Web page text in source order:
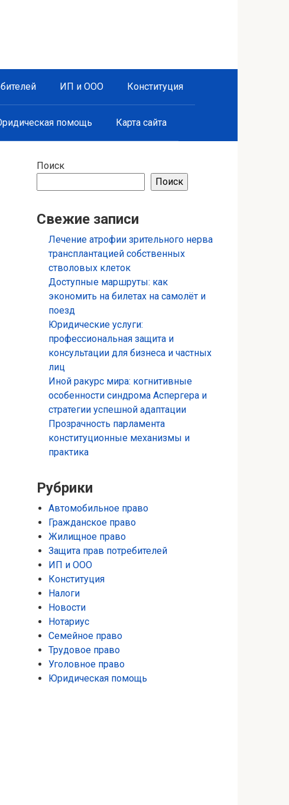
ИП и ООО Конституция
помощь Карта сайта
Поиск
Поиск
Свежие записи
Лечение атрофии зрительного нерва
трансплантацией собственных
стволовых клеток
Доступные маршруты: как
экономить на билетах на самолёт и
поезд
Юридические услуги:
профессиональная защита и
консультации для бизнеса и частных
лиц
Иной ракурс мира: когнитивные
особенности синдрома Аспергера и
стратегии успешной адаптации
Прозрачность парламента
конституционные механизмы и
практика
Рубрики
Автомобильное право
Гражданское право
Жилищное право
Защита прав потребителей
ИП и ООО
Конституция
Налоги
Новости
Нотариус
Семейное право
Трудовое право
Уголовное право
Юридическая помощь